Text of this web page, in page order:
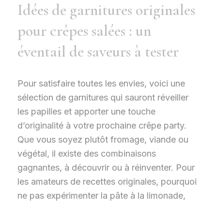
Idées de garnitures originales
pour crêpes salées : un
éventail de saveurs à tester
Pour satisfaire toutes les envies, voici une
sélection de garnitures qui sauront réveiller
les papilles et apporter une touche
d’originalité à votre prochaine crêpe party.
Que vous soyez plutôt fromage, viande ou
végétal, il existe des combinaisons
gagnantes, à découvrir ou à réinventer. Pour
les amateurs de recettes originales, pourquoi
ne pas expérimenter la pâte à la limonade,